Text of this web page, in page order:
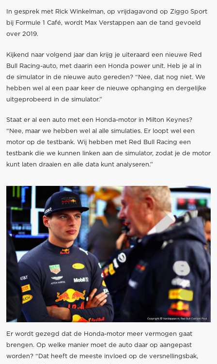
In gesprek met Rick Winkelman, op vrijdagavond op Ziggo Sport
bij Formule 1 Café, wordt Max Verstappen aan de tand gevoeld
over 2019.
Kijkend naar volgend jaar dan krijg je uiteraard een nieuwe Red
Bull Racing-auto, met daarin een Honda power unit. Heb je al in
de simulator in de nieuwe auto gereden? “Nee, dat nog niet. We
hebben wel al een paar keer de nieuwe ophanging en dergelijke
uitgeprobeerd in de simulator.”
Staat er al een auto met een Honda-motor in Milton Keynes?
“Nee, maar we hebben wel al alle simulaties. Er loopt wel een
motor op de testbank. Wij hebben met Red Bull Racing een
testbank die we kunnen linken aan de simulator, zodat je de motor
kunt laten draaien en alle data kunt analyseren.”
Er wordt gezegd dat de Honda-motor meer vermogen gaat
brengen. Op welke manier moet de auto daar op aangepast
worden? “Dat heeft de meeste invloed op de versnellingsbak,